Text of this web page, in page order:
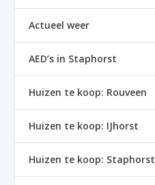
Actueel weer
AED’s in Staphorst
Huizen te koop: Rouveen
Huizen te koop: IJhorst
Huizen te koop: Staphorst